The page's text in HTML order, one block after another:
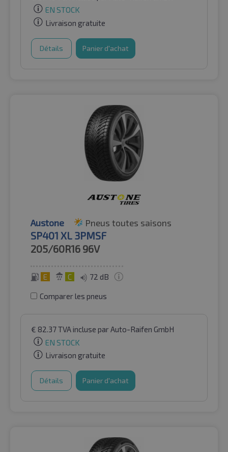
EN STOCK
Livraison gratuite
Détails Panier d'achat
Austone Pneus toutes saisons
SP401 XL 3PMSF
205/60R16 96V
E C 72 dB
Comparer les pneus
€ 82.37TVA incluse par Auto-Raifen GmbH
EN STOCK
Livraison gratuite
Détails Panier d'achat